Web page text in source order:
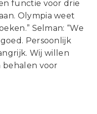
functie voor drie
Olympia weet
Selman: “We
Persoonlijk
Wij willen
behalen voor